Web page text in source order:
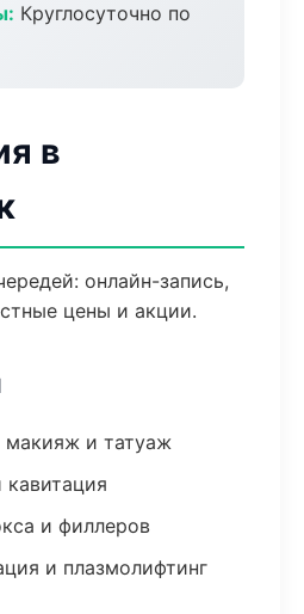
Круглосуточно по
в
онлайн-запись,
цены и акции.
макияж и татуаж
и филлеров
и плазмолифтинг